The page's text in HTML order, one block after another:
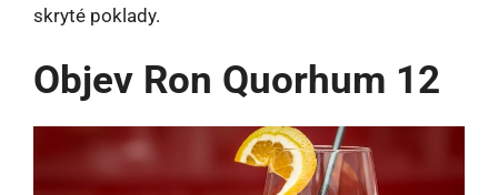
skryté poklady.
Objev Ron Quorhum 12